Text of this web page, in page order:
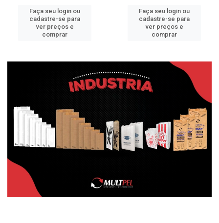
Faça seu login ou
cadastre-se para
ver preços e
comprar
Faça seu login ou
cadastre-se para
ver preços e
comprar